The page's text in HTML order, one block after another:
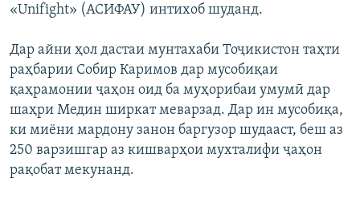
«Unifight» (АСИФАУ) интихоб шуданд.
Дар айни ҳол дастаи мунтахаби Тоҷикистон таҳти
раҳбарии Собир Каримов дар мусобиқаи
қаҳрамонии ҷаҳон оид ба муҳорибаи умумӣ дар
шаҳри Медин ширкат меварзад. Дар ин мусобиқа,
ки миёни мардону занон баргузор шудааст, беш аз
250 варзишгар аз кишварҳои мухталифи ҷаҳон
рақобат мекунанд.